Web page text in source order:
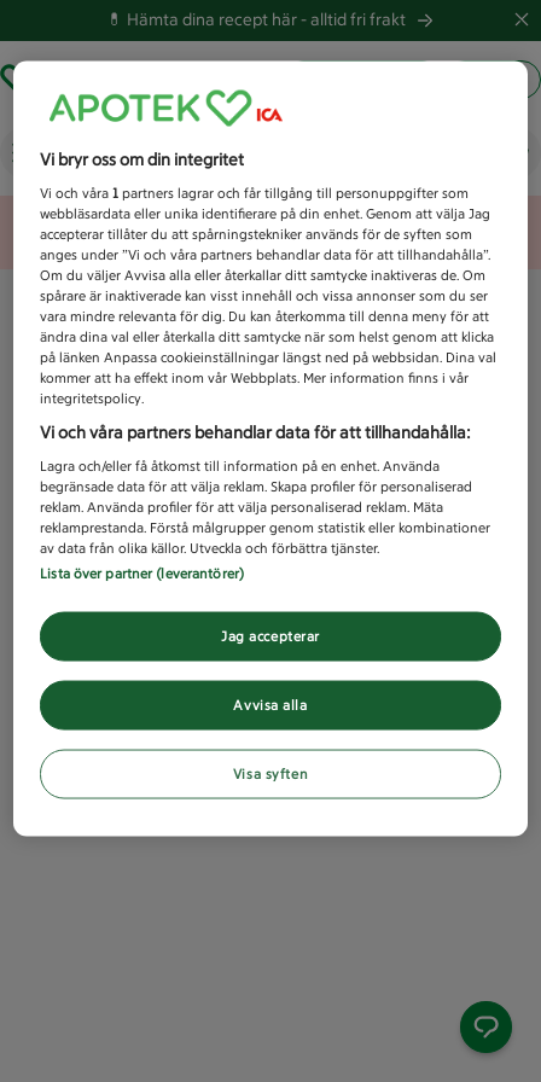
💊 Hämta dina recept här -alltid fri frakt
Vad letar du efter idag?
Unknown error
Vi bryr oss om din integritet
Vi och våra1 partners lagrar och får tillgång till personuppgifter som
webbläsardata eller unika identifierare på din enhet. Genom att välja Jag
accepterar tillåter du att spårningstekniker används för de syften som
anges under ”Vi och våra partners behandlar data för att tillhandahålla”.
Om du väljer Avvisa alla eller återkallar ditt samtycke inaktiveras de. Om
spårare är inaktiverade kan visst innehåll och vissa annonser som du ser
vara mindre relevanta för dig. Du kan återkomma till denna meny för att
ändra dina val eller återkalla ditt samtycke när som helst genom att klicka
på länken Anpassa cookieinställningar längst ned på webbsidan. Dina val
kommer att ha effekt inom vår Webbplats. Mer information finns i vår
integritetspolicy.
Vi och våra partners behandlar data för att tillhandahålla:
Lagra och/eller få åtkomst till information på en enhet. Använda
begränsade data för att välja reklam. Skapa profiler för personaliserad
reklam. Använda profiler för att välja personaliserad reklam. Mäta
reklamprestanda. Förstå målgrupper genom statistik eller kombinationer
av data från olika källor. Utveckla och förbättra tjänster.
Lista över partner (leverantörer)
Avvisa alla
Jag accepterar
Visa syften